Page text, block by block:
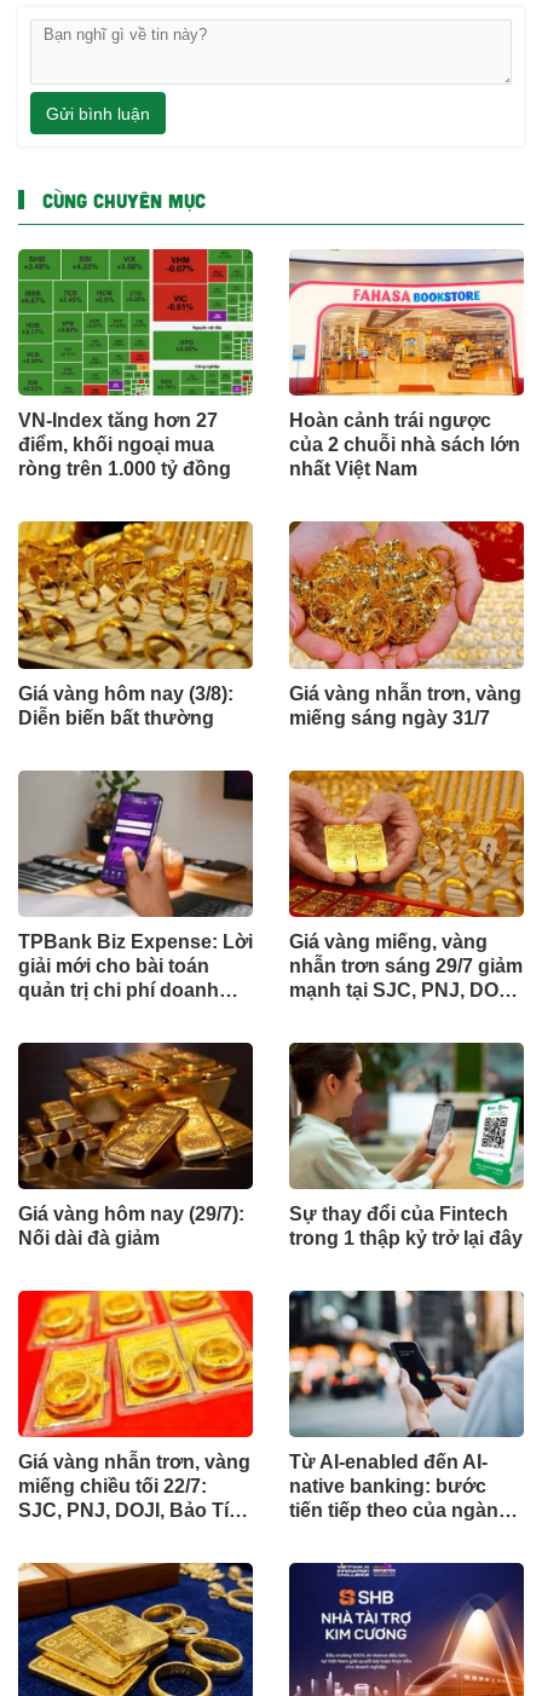
Gửi bình luận
CÙNG CHUYÊN MỤC
VN-Index tăng hơn 27
điểm, khối ngoại mua
ròng trên 1.000 tỷ đồng
Hoàn cảnh trái ngược
của 2 chuỗi nhà sách lớn
nhất Việt Nam
Giá vàng hôm nay (3/8):
Diễn biến bất thường
Giá vàng nhẫn trơn, vàng
miếng sáng ngày 31/7
TPBank Biz Expense: Lời
giải mới cho bài toán
quản trị chi phí doanh
Giá vàng miếng, vàng
nhẫn trơn sáng 29/7 giảm
mạnh tại SJC, PNJ, DOJI,
Tín Mạnh Hải, ...
Giá vàng hôm nay (29/7):
Nối dài đà giảm
Sự thay đổi của Fintech
trong 1 thập kỷ trở lại đây
Giá vàng nhẫn trơn, vàng
miếng chiều tối 22/7:
SJC, PNJ, DOJI, Bảo Tín
đầu giảm giá tới 1,4 triệu
đồng/lượng
Từ AI-enabled đến AI-
native banking: bước
tiến tiếp theo của ngành